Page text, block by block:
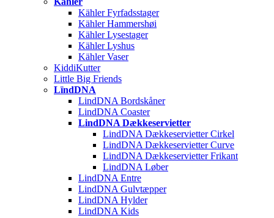
Kähler Fyrfadsstager
Kähler Hammershøi
Kähler Lysestager
Kähler Lyshus
Kähler Vaser
KiddiKutter
Little Big Friends
LïndDNA
LindDNA Bordskåner
LindDNA Coaster
LindDNA Dækkeservietter
LindDNA Dækkeservietter Cirkel
LindDNA Dækkeservietter Curve
LindDNA Dækkeservietter Frikant
LindDNA Løber
LindDNA Entre
LindDNA Gulvtæpper
LindDNA Hylder
LindDNA Kids